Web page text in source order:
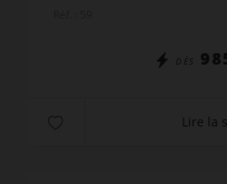
DÈS
Lire la